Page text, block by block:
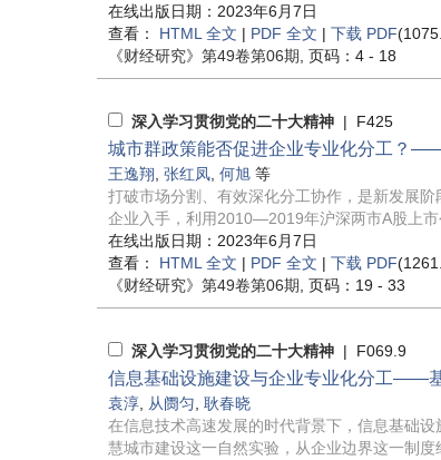
在线出版日期：2023年6月7日
查看： HTML 全文 | PDF 全文 | 下载 PDF
《财经研究》 第49卷第06期, 页码：4 - 18
深入学习贯彻党的二十大精神 | F425
城市群政策能否促进企业专业化分工？
王逸翔, 张红凤, 何旭 等
打破市场分割、有效深化分工协作，是新发展
企业入手，利用2010—2019年沪深两市A股上
在线出版日期：2023年6月7日
查看： HTML 全文 | PDF 全文 | 下载 PDF
《财经研究》 第49卷第06期, 页码：19 - 33
深入学习贯彻党的二十大精神 | F069.9
信息基础设施建设与企业专业化分工——
袁淳, 从阓匀, 耿春晓
在信息技术高速发展的时代背景下，信息基础
慧城市建设这一自然实验，从企业边界这一制